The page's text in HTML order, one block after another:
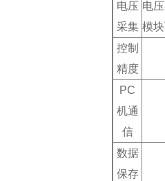
电压
采集
电
模
控制
精度
PC
机通
信
数据
保存